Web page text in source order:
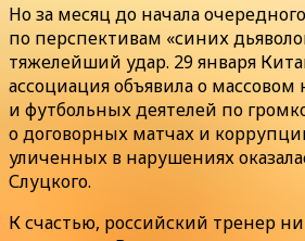
Но за месяц до начала
по перспективам «синих
тяжелейший удар. 29 января
ассоциация объявила о массовом
и футбольных деятелей по
о договорных матчах и
уличенных в нарушениях
Слуцкого.
К счастью, российский тренер